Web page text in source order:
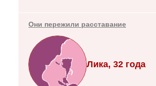
Они пережили расставание
Лика, 32 года